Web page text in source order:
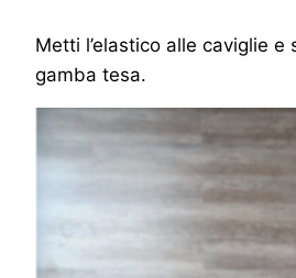
Metti l’elastico alle caviglie e
gamba tesa.